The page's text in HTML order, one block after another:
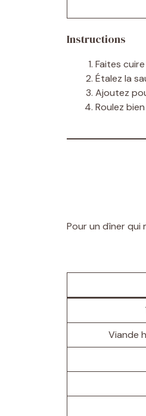
Instructions
Faites
Étalez la
Ajoutez
Roulez
Pour un dîner qui
Viande